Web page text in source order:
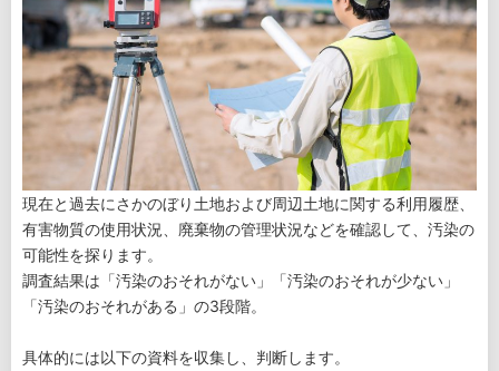
現在と過去にさかのぼり土地および周辺土地に関する利用履歴、
有害物質の使用状況、廃棄物の管理状況などを確認して、汚染の
可能性を探ります。
調査結果は「汚染のおそれがない」「汚染のおそれが少ない」
「汚染のおそれがある」の3段階。
具体的には以下の資料を収集し、判断します。